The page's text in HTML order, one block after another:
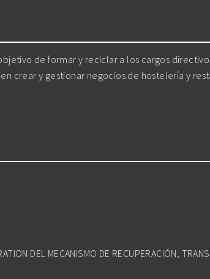
de formar y reciclar a los cargos
crear y gestionar negocios de hostelería y
DEL MECANISMO DE RECUPERACIÓN,